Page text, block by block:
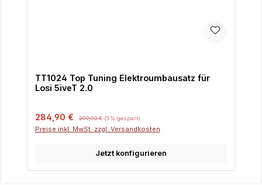
TT1024 Top Tuning Elektroumbausatz für
Losi 5iveT 2.0
Verkaufspreis:
284,90 € 299,90 € (5% gespart)
Preise inkl. MwSt. zzgl. Versandkosten
Jetzt konfigurieren